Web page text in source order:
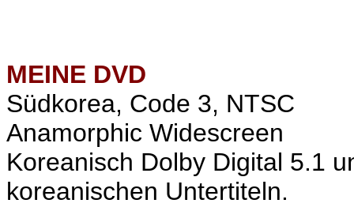
MEINE DVD
Südkorea, Code 3, NTSC
Anamorphic Widescreen
Koreanisch Dolby Digital 5.1
koreanischen Untertiteln.